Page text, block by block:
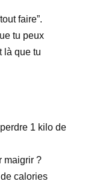
faire”.
tu peux
là que tu
1 kilo de
maigrir ?
calories